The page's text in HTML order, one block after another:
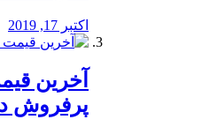
اکتبر 17, 2019
آخرین
پرفروش